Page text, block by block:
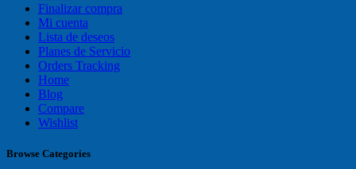
Finalizar compra
Mi cuenta
Lista de deseos
Planes de Servicio
Orders Tracking
Home
Blog
Compare
Wishlist
Browse Categories